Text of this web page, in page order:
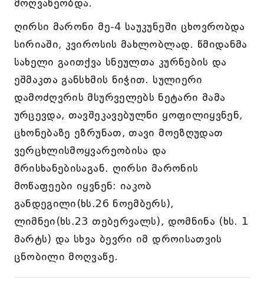
მოღვაწეობდა.
ღირსი მარონი მე-4 საუკუნეში ცხოვრობდა
სირიაში, კვიროსის მახლობლად. წმიდანმა
სახელი გაითქვა სნეულთა კურნების და
ეშმაკთა განსხმის ნიჭით. სულიერი
დამოძღვრის მსურველებს ნეტარი მამა
ურცევდა, თავშეკავებულნი ყოფილიყვნენ,
ცხონებაზე ეზრუნათ, თავი მოეზღუდათ
ვერცხლისმოყვარეობისა და
მრისხანებისაგან. ღირსი მარონის
მოწაფეები იყვნენ: იაკობ
განდეგილი(ხს.26 ნოემბერს),
ლიმნეი(ხს.23 თებერვალს), დომნინა (ხს. 1
მარტს) და სხვა ბევრი იმ დროისათვის
ცნობილი მოღვაწე.